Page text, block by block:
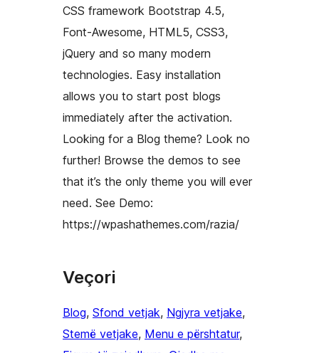
CSS framework Bootstrap 4.5,
Font-Awesome, HTML5, CSS3,
jQuery and so many modern
technologies. Easy installation
allows you to start post blogs
immediately after the activation.
Looking for a Blog theme? Look no
further! Browse the demos to see
that it’s the only theme you will ever
need. See Demo:
https://wpashathemes.com/razia/
Veçori
Blog, Sfond vetjak, Ngjyra vetjake
Stemë vetjake, Menu e përshtatur